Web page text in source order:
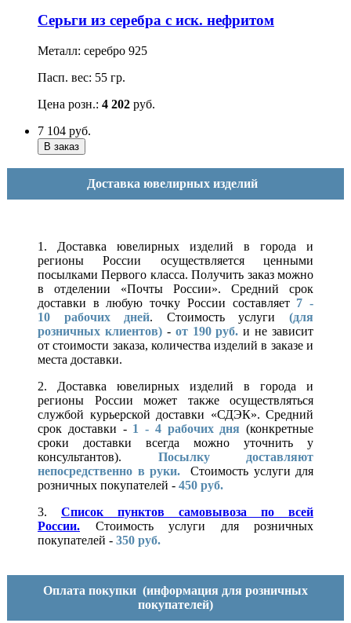
Серьги из серебра с иск. нефритом
Металл: серебро 925
Пасп. вес: 55 гр.
Цена розн.: 4 202 руб.
7 104 руб.
Доставка ювелирных изделий
1. Доставка ювелирных изделий в города и
регионы России осуществляется ценными
посылками Первого класса. Получить заказ можно
в отделении «Почты России». Средний срок
доставки в любую точку России составляет 7 -
10 рабочих дней. Стоимость услуги(для
розничных клиентов)- от 190 руб. и не зависит
от стоимости заказа, количества изделий в заказе и
места доставки.
2. Доставка ювелирных изделий в города и
регионы России может также осуществляться
службой курьерской доставки «СДЭК». Средний
срок доставки - 1 - 4 рабочих дня (конкретные
сроки доставки всегда можно уточнить у
консультантов). Посылку доставляют
непосредственно в руки.
Стоимость услуги для
розничных покупателей - 450 руб.
3. Список пунктов самовывоза по всей
России.
Стоимость услуги для розничных
покупателей - 350 руб.
Оплата покупки (информация для розничных
покупателей)